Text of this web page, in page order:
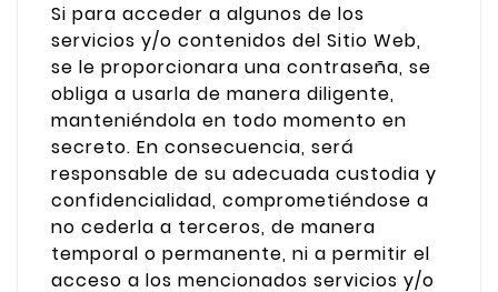
Si para acceder a algunos de los
servicios y/o contenidos del Sitio Web,
se le proporcionara una contraseña, se
obliga a usarla de manera diligente,
manteniéndola en todo momento en
secreto. En consecuencia, será
responsable de su adecuada custodia y
confidencialidad, comprometiéndose a
no cederla a terceros, de manera
temporal o permanente, ni a permitir el
acceso a los mencionados servicios y/o